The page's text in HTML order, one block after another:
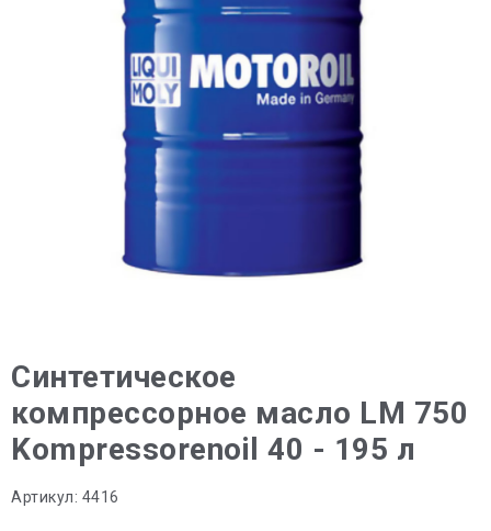
Синтетическое
компрессорное масло LM 750
Kompressorenoil 40 - 195 л
Артикул: 4416